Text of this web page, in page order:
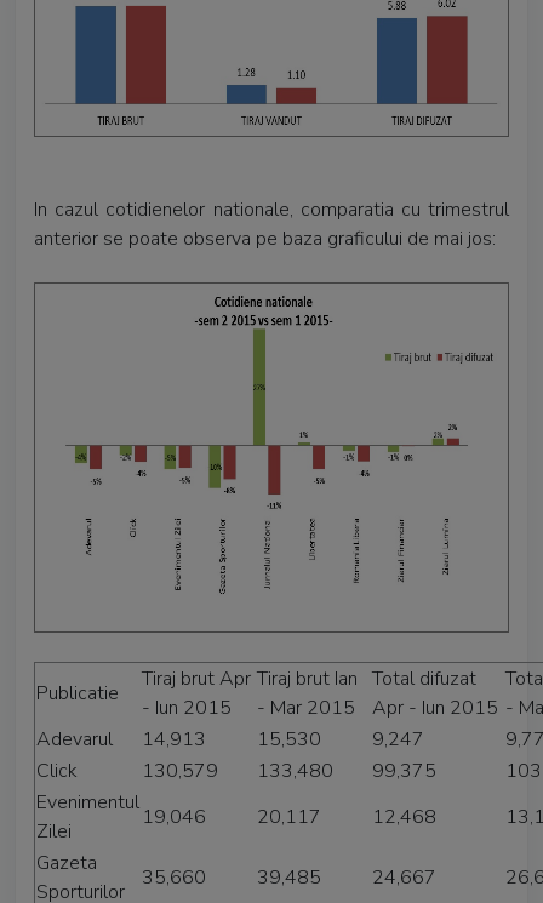
In cazul cotidienelor nationale, comparatia cu trimestrul
anterior se poate observa pe baza graficului de mai jos:
Publicatie
Tiraj brut Apr
- Iun 2015
Tiraj brut Ian
- Mar 2015
Total difuzat
Apr - Iun 2015 -
Adevarul
14,913 15,530 9,247
Click
130,579 133,480 99,375
Evenimentul
Zilei
19,046 20,117 12,468
Gazeta
Sporturilor
35,660 39,485 24,667